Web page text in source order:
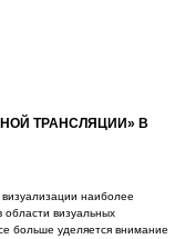
ТРАНСЛЯЦИИ» В
наиболее
области визуальных
больше уделяется внимание